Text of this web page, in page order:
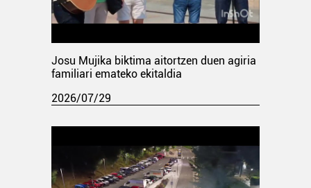
Josu Mujika biktima aitortzen duen agiria
familiari emateko ekitaldia
2026/07/29